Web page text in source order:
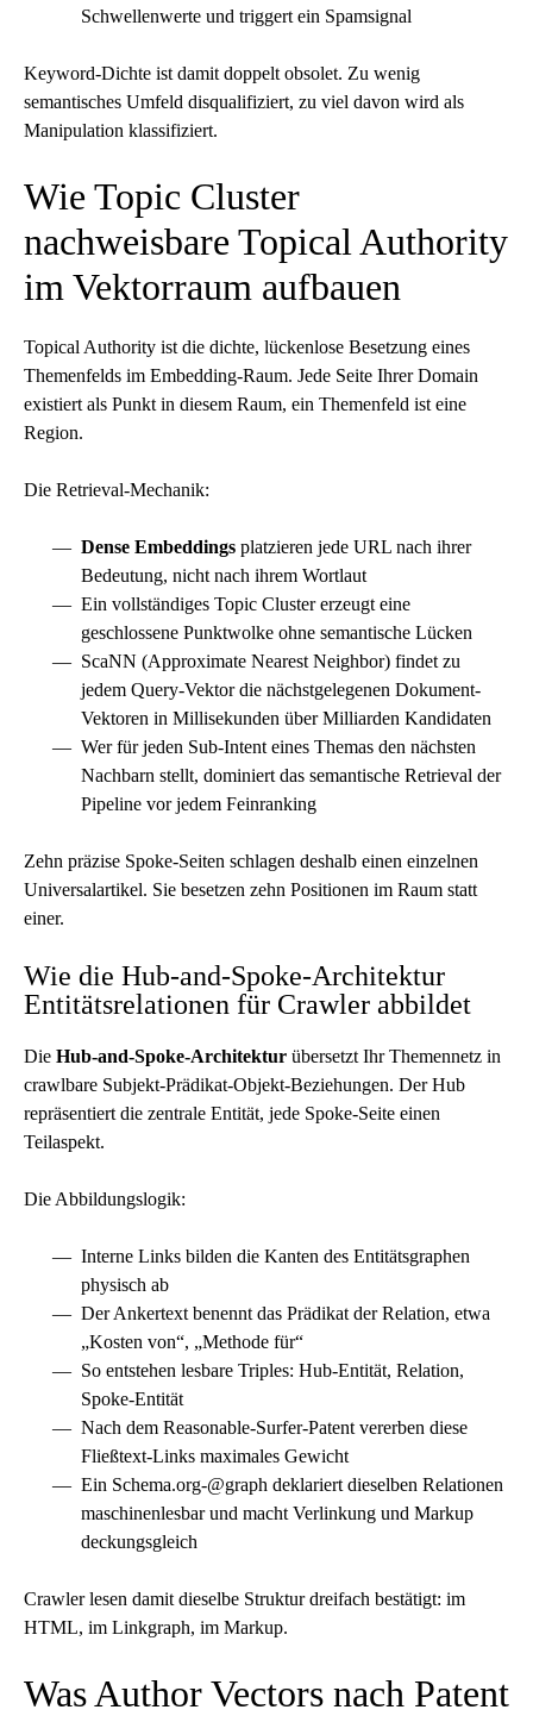
Schwellenwerte und triggert ein Spamsignal
Keyword-Dichte ist damit doppelt obsolet. Zu wenig
semantisches Umfeld disqualifiziert, zu viel davon wird als
Manipulation klassifiziert.
Wie Topic Cluster
nachweisbare Topical Authority
im Vektorraum aufbauen
Topical Authority ist die dichte, lückenlose Besetzung eines
Themenfelds im Embedding-Raum. Jede Seite Ihrer Domain
existiert als Punkt in diesem Raum, ein Themenfeld ist eine
Region.
Die Retrieval-Mechanik:
Dense Embeddings platzieren jede URL nach ihrer
Bedeutung, nicht nach ihrem Wortlaut
Ein vollständiges Topic Cluster erzeugt eine
geschlossene Punktwolke ohne semantische Lücken
ScaNN (Approximate Nearest Neighbor) findet zu
jedem Query-Vektor die nächstgelegenen Dokument-
Vektoren in Millisekunden über Milliarden Kandidaten
Wer für jeden Sub-Intent eines Themas den nächsten
Nachbarn stellt, dominiert das semantische Retrieval der
Pipeline vor jedem Feinranking
Zehn präzise Spoke-Seiten schlagen deshalb einen einzelnen
Universalartikel. Sie besetzen zehn Positionen im Raum statt
einer.
Wie die Hub-and-Spoke-Architektur
Entitätsrelationen für Crawler abbildet
Die Hub-and-Spoke-Architektur übersetzt Ihr Themennetz in
crawlbare Subjekt-Prädikat-Objekt-Beziehungen. Der Hub
repräsentiert die zentrale Entität, jede Spoke-Seite einen
Teilaspekt.
Die Abbildungslogik:
Interne Links bilden die Kanten des Entitätsgraphen
physisch ab
Der Ankertext benennt das Prädikat der Relation, etwa
„Kosten von“, „Methode für“
So entstehen lesbare Triples: Hub-Entität, Relation,
Spoke-Entität
Nach dem Reasonable-Surfer-Patent vererben diese
Fließtext-Links maximales Gewicht
Ein Schema.org-@graph deklariert dieselben Relationen
maschinenlesbar und macht Verlinkung und Markup
deckungsgleich
Crawler lesen damit dieselbe Struktur dreifach bestätigt: im
HTML, im Linkgraph, im Markup.
Was Author Vectors nach Patent